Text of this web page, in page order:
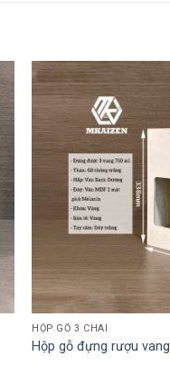
HỘP GỖ 3 CHAI
Hộp gỗ đựng rượu vang